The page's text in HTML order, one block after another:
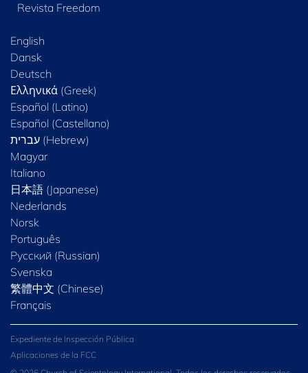
Revista Freedom
English
Dansk
Deutsch
Ελληνικά (Greek)
Español (Latino)
Español (Castellano)
Magyar
Italiano
日本語 (Japanese)
Nederlands
Norsk
Português
Русский (Russian)
Svenska
繁體中文 (Chinese)
Français
Expediente de Inspección Pública
Aplicaciones de la FCC